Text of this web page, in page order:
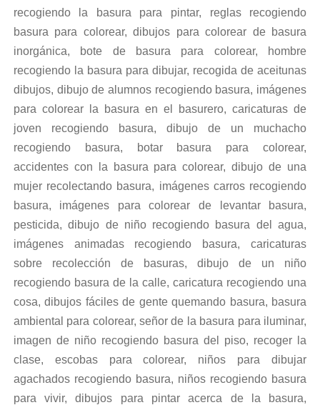
recogiendo la basura para pintar, reglas recogiendo
basura para colorear, dibujos para colorear de basura
inorgánica, bote de basura para colorear, hombre
recogiendo la basura para dibujar, recogida de aceitunas
dibujos, dibujo de alumnos recogiendo basura, imágenes
para colorear la basura en el basurero, caricaturas de
joven recogiendo basura, dibujo de un muchacho
recogiendo basura, botar basura para colorear,
accidentes con la basura para colorear, dibujo de una
mujer recolectando basura, imágenes carros recogiendo
basura, imágenes para colorear de levantar basura,
pesticida, dibujo de niño recogiendo basura del agua,
imágenes animadas recogiendo basura, caricaturas
sobre recolección de basuras, dibujo de un niño
recogiendo basura de la calle, caricatura recogiendo una
cosa, dibujos fáciles de gente quemando basura, basura
ambiental para colorear, señor de la basura para iluminar,
imagen de niño recogiendo basura del piso, recoger la
clase, escobas para colorear, niños para dibujar
agachados recogiendo basura, niños recogiendo basura
para vivir, dibujos para pintar acerca de la basura,